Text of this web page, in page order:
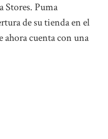
Stores. Puma
de su tienda en el
cuenta con una